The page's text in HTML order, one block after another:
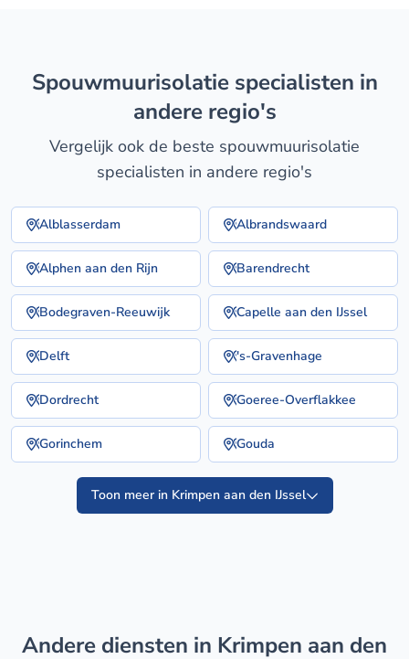
spouwmuurisolatie specialisten in
andere regio's
Vergelijk ook de beste spouwmuurisolatie
specialisten in andere regio's
Alblasserdam Albrandswaard
Alphen aan den Rijn Barendrecht
Bodegraven-Reeuwijk Capelle aan den IJssel
Delft 's-Gravenhage
Dordrecht Goeree-Overflakkee
Gorinchem Gouda
Toon meer in Krimpen aan den IJssel
Andere diensten in Krimpen aan den